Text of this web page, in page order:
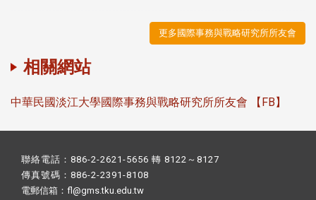
更多國際事務與戰略研究所所友會
相關網站
中華民國淡江大學國際事務與戰略研究所所友會 【FB】
聯絡電話：886-2-2621-5656 轉 8122～8127
傳真號碼：886-2-2391-8108
電郵信箱：fl@gms.tku.edu.tw